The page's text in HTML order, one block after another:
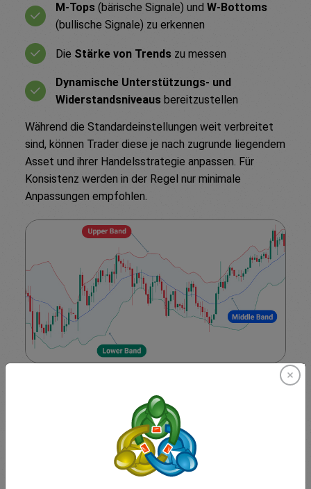
M-Tops (bärische Signale) und W-Bottoms
(bullische Signale) zu erkennen
Die Stärke von Trends zu messen
Dynamische Unterstützungs- und
Widerstandsniveaus bereitzustellen
Während die Standardeinstellungen weit verbreitet
sind, können Trader diese je nach zugrunde liegendem
Asset und ihrer Handelsstrategie anpassen. Für
Konsistenz werden in der Regel nur minimale
Anpassungen empfohlen.
Überverkauft
Bollinger-Bänder® sind besonders nützlich, um
überdehnte Marktbedingungen zu erkennen.